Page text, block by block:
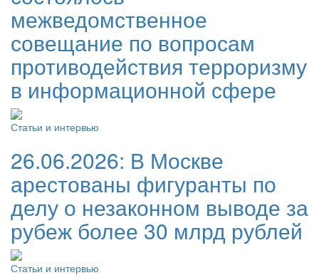
межведомственное
совещание по вопросам
противодействия терроризму
в информационной сфере
Статьи и интервью
26.06.2026: В Москве
арестованы фигуранты по
делу о незаконном выводе за
рубеж более 30 млрд рублей
Статьи и интервью